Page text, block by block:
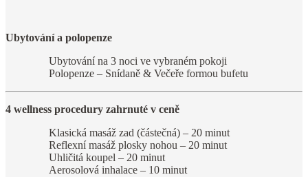
Ubytování a polopenze
Ubytování na 3 noci ve vybraném pokoji
Polopenze – Snídaně & Večeře formou bufetu
4 wellness procedury zahrnuté v ceně
Klasická masáž zad (částečná) – 20 minut
Reflexní masáž plosky nohou – 20 minut
Uhličitá koupel – 20 minut
Aerosolová inhalace – 10 minut